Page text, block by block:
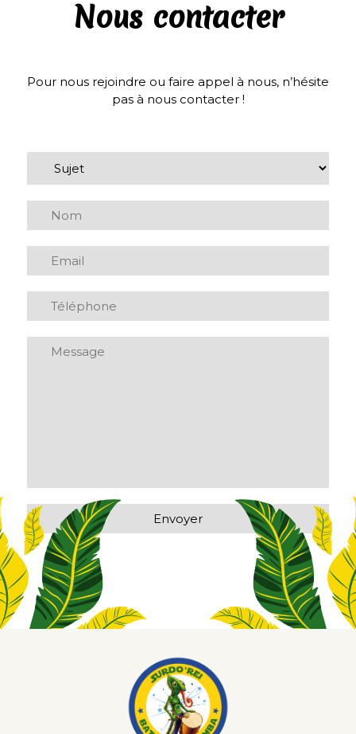
Nous contacter
Pour nous rejoindre ou faire appel à nous, n’hésite
pas à nous contacter !